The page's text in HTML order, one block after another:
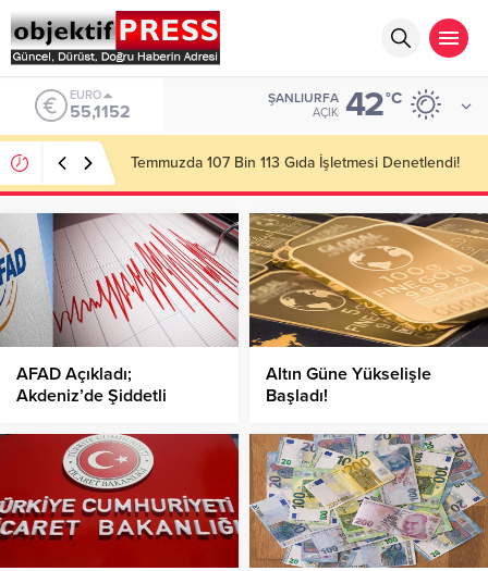
ALTIN
6.529,72
ŞANLIURFA
AÇIK 42°C
Başkan Gülpınar Kırsaldaki Yol Çalışmalarını
İnceledi!
AFAD Açıkladı;
Akdeniz’de Şiddetli
Altın Güne Yükselişle
Başladı!